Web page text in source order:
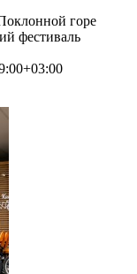
горе
фестиваль